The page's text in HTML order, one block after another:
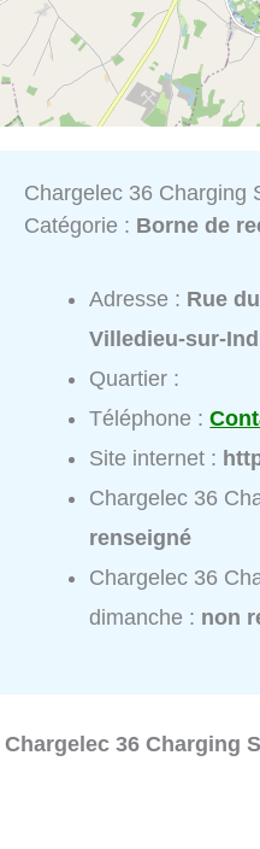
Chargelec 36 Charging
Catégorie : Borne de
Adresse : Rue
Villedieu-sur-
Quartier :
Téléphone :
Site internet :
Chargelec 36
renseigné
Chargelec 36
dimanche : non
Chargelec 36 Charging